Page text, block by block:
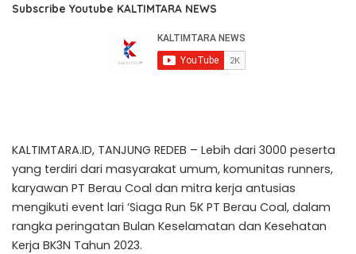
Subscribe Youtube KALTIMTARA NEWS
KALTIMTARA.ID, TANJUNG REDEB – Lebih dari 3000 peserta
yang terdiri dari masyarakat umum, komunitas runners,
karyawan PT Berau Coal dan mitra kerja antusias
mengikuti event lari ‘Siaga Run 5K PT Berau Coal, dalam
rangka peringatan Bulan Keselamatan dan Kesehatan
Kerja BK3N Tahun 2023.